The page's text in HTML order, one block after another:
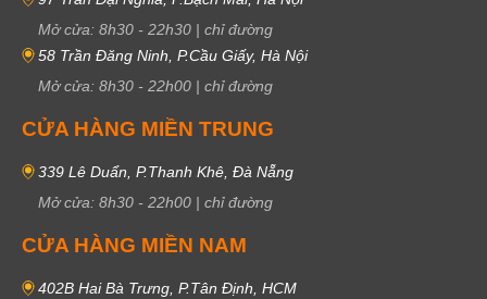
Mở cửa: 8h30 - 22h30 | chỉ đường
58 Trần Đăng Ninh, P.Cầu Giấy, Hà Nội
Mở cửa: 8h30 - 22h00 | chỉ đường
CỬA HÀNG MIỀN TRUNG
339 Lê Duẩn, P.Thanh Khê, Đà Nẵng
Mở cửa: 8h30 - 22h00 | chỉ đường
CỬA HÀNG MIỀN NAM
402B Hai Bà Trưng, P.Tân Định, HCM